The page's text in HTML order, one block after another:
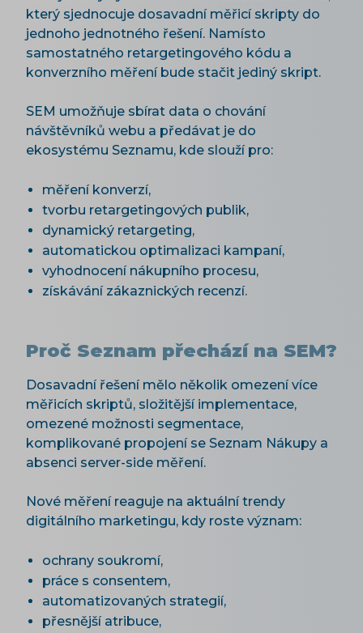
který sjednocuje dosavadní měřicí skripty do
jednoho jednotného řešení. Namísto
samostatného retargetingového kódu a
konverzního měření bude stačit jediný skript.
SEM umožňuje sbírat data o chování
návštěvníků webu a předávat je do
ekosystému Seznamu, kde slouží pro:
měření konverzí,
tvorbu retargetingových publik,
dynamický retargeting,
automatickou optimalizaci kampaní,
vyhodnocení nákupního procesu,
získávání zákaznických recenzí.
Proč Seznam přechází na SEM?
Dosavadní řešení mělo několik omezení více
měřicích skriptů, složitější implementace,
omezené možnosti segmentace,
komplikované propojení se Seznam Nákupy a
absenci server-side měření.
Nové měření reaguje na aktuální trendy
digitálního marketingu, kdy roste význam:
ochrany soukromí,
práce s consentem,
automatizovaných strategií,
přesnější atribuce,